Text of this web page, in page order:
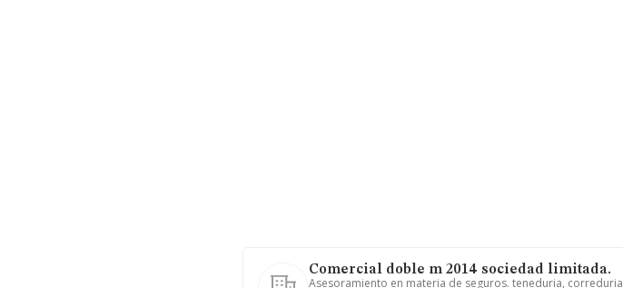
Comercial doble m 2014 sociedad limitada.
Asesoramiento en materia de seguros. teneduria, correduria